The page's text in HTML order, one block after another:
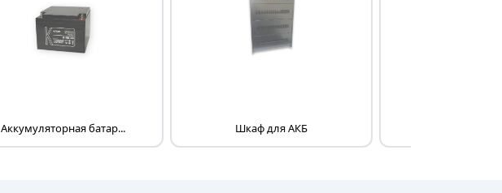
Аккумуляторная батар... Шкаф для АКБ